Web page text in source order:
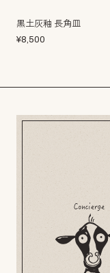
黒土灰釉 長角皿
¥8,500